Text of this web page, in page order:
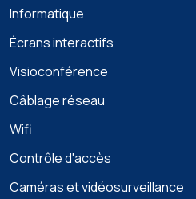
Informatique
Écrans interactifs
Visioconférence
Câblage réseau
Wifi
Contrôle d'accès
Caméras et vidéosurveillance